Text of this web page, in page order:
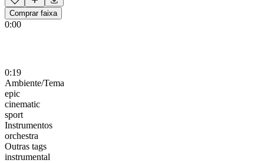
Comprar faixa
0:00
0:19
Ambiente/Tema
epic
cinematic
sport
Instrumentos
orchestra
Outras tags
instrumental